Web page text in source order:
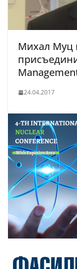
Михал Муц
24.04.2017